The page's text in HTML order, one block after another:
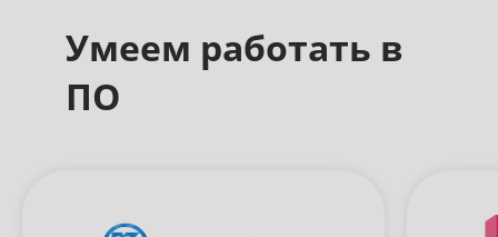
Умеем работать в
ПО